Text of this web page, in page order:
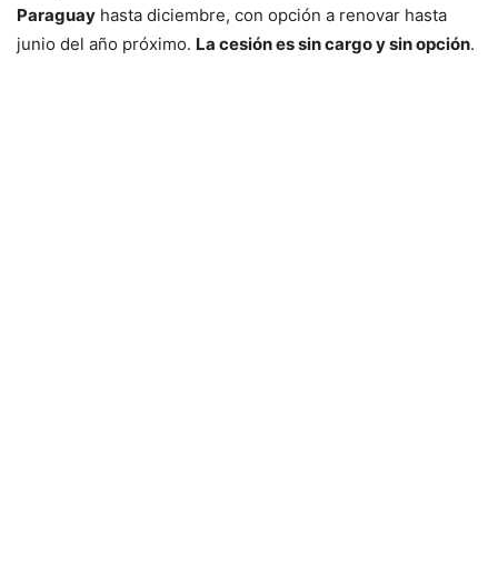
Paraguay hasta diciembre, con opción a renovar hasta
junio del año próximo. La cesión es sin cargo y sin opción.